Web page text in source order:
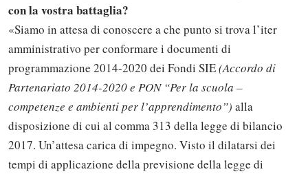
con la vostra battaglia?
«Siamo in attesa di conoscere a che punto si trova l’iter
amministrativo per conformare i documenti di
programmazione 2014-2020 dei Fondi SIE(Accordo di
Partenariato 2014-2020 e PON “Per la scuola –
competenze e ambienti per l’apprendimento”) alla
disposizione di cui al comma 313 della legge di bilancio
2017. Un’attesa carica di impegno. Visto il dilatarsi dei
tempi di applicazione della previsione della legge di